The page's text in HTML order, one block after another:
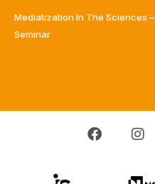
Mediatization In The Sciences –
Seminar